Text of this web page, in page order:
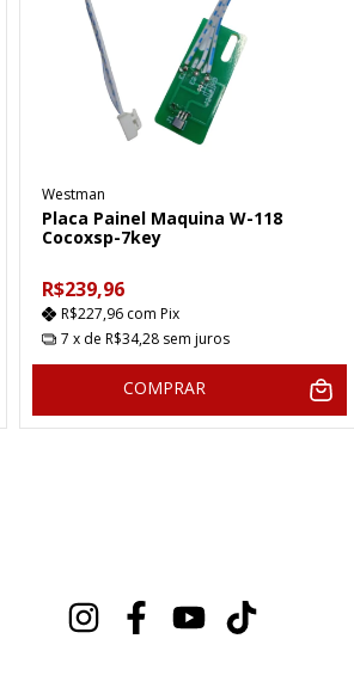
Westman
Placa Painel Maquina W-118
Cocoxsp-7key
R$239,96
R$227,96 com Pix
7 x de R$34,28 sem juros
COMPRAR